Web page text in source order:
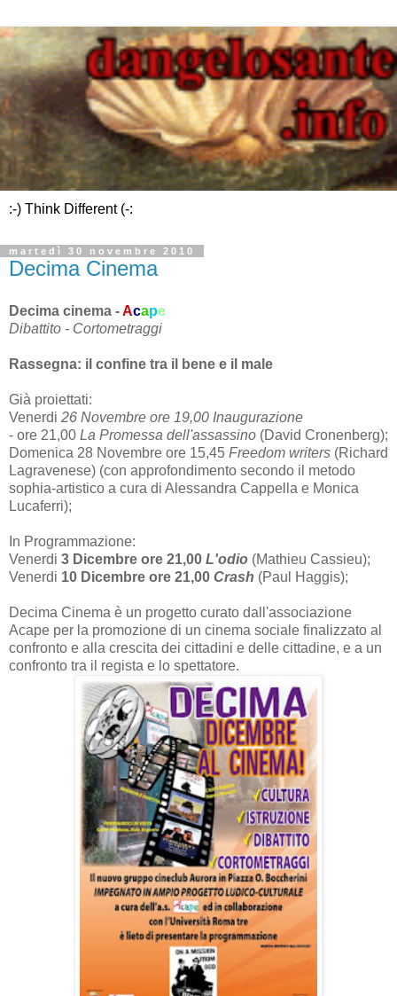
:-) Think Different (-:
martedì 30 novembre 2010
Decima Cinema
Decima cinema -Acape
Dibattito - Cortometraggi
Rassegna: il confine tra il bene e il male
Già proiettati:
Venerdi 26 Novembre ore 19,00 Inaugurazione
- ore 21,00 La Promessa dell'assassino (David Cronenberg);
Domenica 28 Novembre ore 15,45 Freedom writers (Richard
Lagravenese) (con approfondimento secondo il metodo
sophia-artistico a cura di Alessandra Cappella e Monica
Lucaferri);
In Programmazione:
Venerdi 3 Dicembre ore 21,00 L'odio (Mathieu Cassieu);
Venerdi 10 Dicembre ore 21,00 Crash (Paul Haggis);
Decima Cinema è un progetto curato dall'associazione
Acape per la promozione di un cinema sociale finalizzato al
confronto e alla crescita dei cittadini e delle cittadine, e a un
confronto tra il regista e lo spettatore.